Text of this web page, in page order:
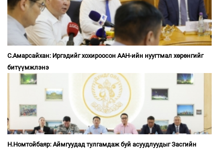
С.Амарсайхан: Иргэдийг хохироосон ААН-ийн нуугтмал хөрөнгийг
битүүмжлэнэ
Н.Номтойбаяр: Аймгуудад тулгамдаж буй асуудлуудыг Засгийн